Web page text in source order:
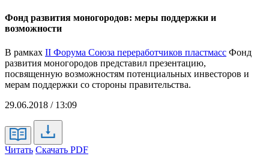
Фонд развития моногородов: меры поддержки и
возможности
В рамках II Форума Союза переработчиков пластмасс Фонд
развития моногородов представил презентацию,
посвященную возможностям потенциальных инвесторов и
мерам поддержки со стороны правительства.
29.06.2018 / 13:09
Читать Скачать PDF